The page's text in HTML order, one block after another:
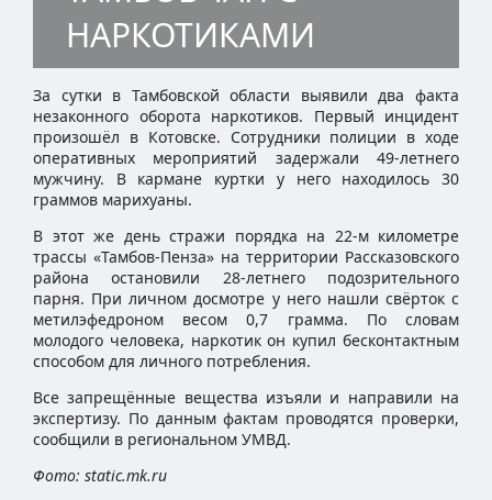
НАРКОТИКАМИ
За сутки в Тамбовской области выявили два факта
незаконного оборота наркотиков. Первый инцидент
произошёл в Котовске. Сотрудники полиции в ходе
оперативных мероприятий задержали 49-летнего
мужчину. В кармане куртки у него находилось 30
граммов марихуаны.
В этот же день стражи порядка на 22-м километре
трассы «Тамбов-Пенза» на территории Рассказовского
района остановили 28-летнего подозрительного
парня. При личном досмотре у него нашли свёрток с
метилэфедроном весом 0,7 грамма. По словам
молодого человека, наркотик он купил бесконтактным
способом для личного потребления.
Все запрещённые вещества изъяли и направили на
экспертизу. По данным фактам проводятся проверки,
сообщили в региональном УМВД.
Фото: static.mk.ru